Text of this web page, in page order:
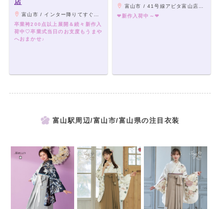
富山市 / インター降りてすぐ！（旧ウェルウェルドーナッツ）
卒業袴200点以上展開＆続々新作入
荷中♡卒業式当日のお支度もうまや
へおまかせ♪
富山市 / 41号線アピタ富山店さん南隣り黄色いビル1F
❤新作入荷中～❤
富山駅周辺/富山市/富山県の注目衣装